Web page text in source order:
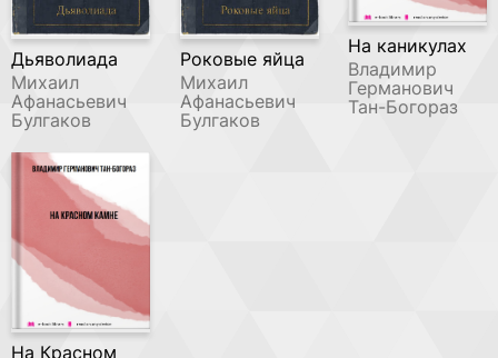
Дьяволиада
Михаил
Афанасьевич
Булгаков
Роковые яйца
Михаил
Афанасьевич
Булгаков
На каникулах
Владимир
Германович
Тан-Богораз
На Красном